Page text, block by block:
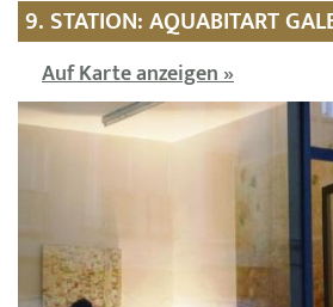
9. STATION: AQUABITART
Auf Karte anzeigen »